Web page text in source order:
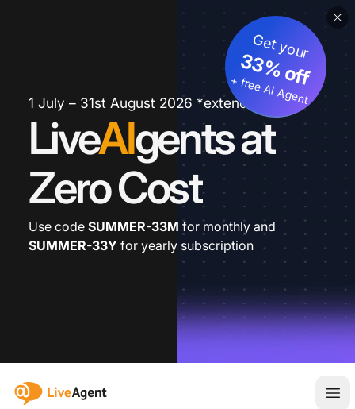
1 July – 31st August 2026 *extended
LiveAIgents at
Zero Cost
Get your
33% off
+ free AI Agent
Use code SUMMER-33M for monthly and
SUMMER-33Y for yearly subscription
:site.title